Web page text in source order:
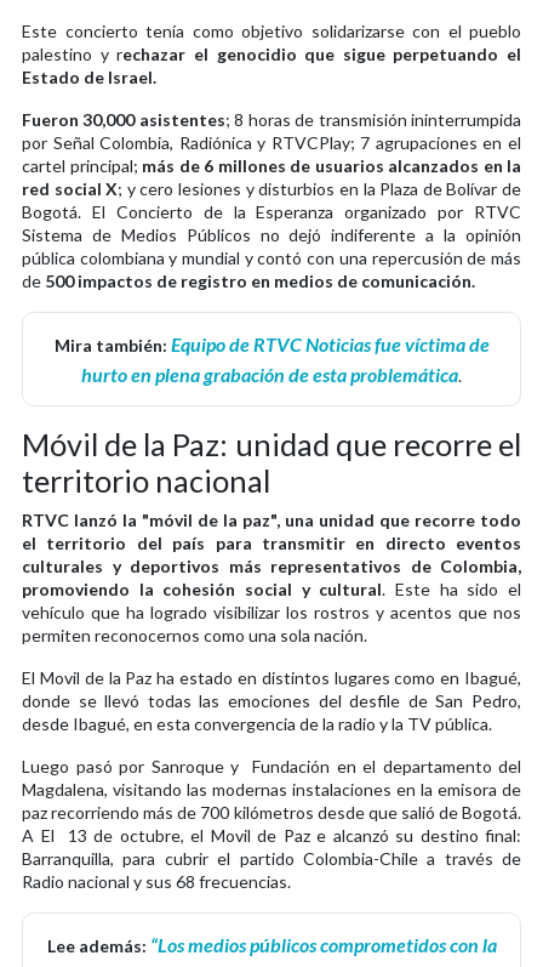
Este concierto tenía como objetivo solidarizarse con el pueblo
palestino y rechazar el genocidio que sigue perpetuando el
Estado de Israel.
Fueron 30,000 asistentes; 8 horas de transmisión ininterrumpida
por Señal Colombia, Radiónica y RTVCPlay; 7 agrupaciones en el
cartel principal; más de 6 millones de usuarios alcanzados en la
red social X; y cero lesiones y disturbios en la Plaza de Bolívar de
Bogotá. El Concierto de la Esperanza organizado por RTVC
Sistema de Medios Públicos no dejó indiferente a la opinión
pública colombiana y mundial y contó con una repercusión de más
de 500 impactos de registro en medios de comunicación.
Mira también: Equipo de RTVC Noticias fue víctima de
hurto en plena grabación de esta problemática.
Móvil de la Paz: unidad que recorre el
territorio nacional
RTVC lanzó la "móvil de la paz", una unidad que recorre todo
el territorio del país para transmitir en directo eventos
culturales y deportivos más representativos de Colombia,
promoviendo la cohesión social y cultural. Este ha sido el
vehículo que ha logrado visibilizar los rostros y acentos que nos
permiten reconocernos como una sola nación.
El Movil de la Paz ha estado en distintos lugares como en Ibagué,
donde se llevó todas las emociones del desfile de San Pedro,
desde Ibagué, en esta convergencia de la radio y la TV pública.
Luego pasó por Sanroque y Fundación en el departamento del
Magdalena, visitando las modernas instalaciones en la emisora de
paz recorriendo más de 700 kilómetros desde que salió de Bogotá.
A El 13 de octubre, el Movil de Paz e alcanzó su destino final:
Barranquilla, para cubrir el partido Colombia-Chile a través de
Radio nacional y sus 68 frecuencias.
Lee además: “Los medios públicos comprometidos con la